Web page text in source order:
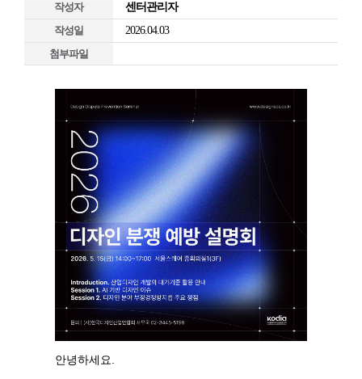
작성자
센터관리자
작성일
2026.04.03
첨부파일
안녕하세요.